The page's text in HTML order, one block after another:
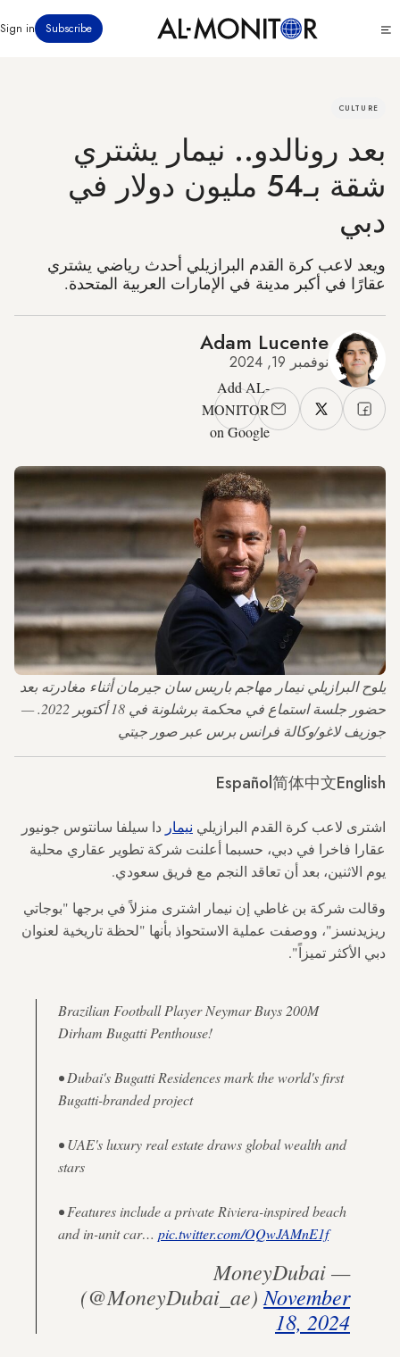
إلى
Subscribe
Sign in
CULTURE
بعد رونالدو.. نيمار يشتري
شقة بـ54 مليون دولار في
دبي
ويعد لاعب كرة القدم البرازيلي أحدث رياضي يشتري
عقارًا في أكبر مدينة في الإمارات العربية المتحدة.
Adam Lucente
نوفمبر 19, 2024
Add AL-
MONITOR
on Google
يلوح البرازيلي نيمار مهاجم باريس سان جيرمان أثناء مغادرته بعد
حضور جلسة استماع في محكمة برشلونة في 18 أكتوبر 2022. —
جوزيف لاغو/وكالة فرانس برس عبر صور جيتي
English
简体中文
Español
اشترى لاعب كرة القدم البرازيلي نيمار دا سيلفا سانتوس جونيور
عقارا فاخرا في دبي، حسبما أعلنت شركة تطوير عقاري محلية
يوم الاثنين، بعد أن تعاقد النجم مع فريق سعودي.
وقالت شركة بن غاطي إن نيمار اشترى منزلاً في برجها "بوجاتي
ريزيدنسز"، ووصفت عملية الاستحواذ بأنها "لحظة تاريخية لعنوان
دبي الأكثر تميزاً".
Brazilian Football Player Neymar Buys 200M
Dirham Bugatti Penthouse!
• Dubai's Bugatti Residences mark the world's first
Bugatti-branded project
• UAE's luxury real estate draws global wealth and
stars
• Features include a private Riviera-inspired beach
and in-unit car… pic.twitter.com/OQwJAMnE1f
— MoneyDubai
(@MoneyDubai_ae) November
18, 2024